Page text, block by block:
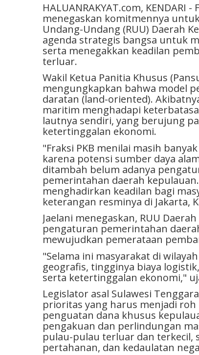
HALUANRAKYAT.com, KENDARI
menegaskan komitmennya
Undang-Undang (RUU) Daerah
agenda strategis bangsa untuk
serta menegakkan keadilan
terluar.
Wakil Ketua Panitia Khusus
mengungkapkan bahwa model
daratan (land-oriented).
maritim menghadapi
lautnya sendiri, yang berujung
ketertinggalan ekonomi.
"Fraksi PKB menilai masih
karena potensi sumber daya
ditambah belum adanya
pemerintahan daerah
menghadirkan keadilan bagi
keterangan resminya di Jakarta,
Jaelani menegaskan, RUU
pengaturan pemerintahan
mewujudkan pemerataan
"Selama ini masyarakat di
geografis, tingginya biaya
serta ketertinggalan ekonomi,"
Legislator asal Sulawesi
prioritas yang harus menjadi roh
penguatan dana khusus
pengakuan dan perlindungan
pulau-pulau terluar dan terkecil,
pertahanan, dan kedaulatan